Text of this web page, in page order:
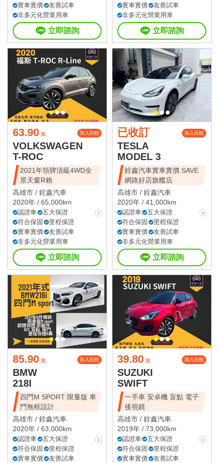
實車實價
友善試車
非多元化營業用車
立即諮詢
實車實價
友善試車
非多元化營業用車
立即諮詢
63.90 萬 加入比較
VOLKSWAGEN
T-ROC
2021年領牌頂級4WD全
景天窗R賴
高雄市 / 銓鑫汽車
2020年 / 65,000km
認證車
五大保證
符合保固
里程保證
實車實價
友善試車
非多元化營業用車
立即諮詢
已收訂 加入比較
TESLA
MODEL 3
銓鑫汽車實車實價 SAVE
網路好店旗艦店
高雄市 / 銓鑫汽車
2020年 / 41,000km
認證車
五大保證
符合保固
里程保證
實車實價
友善試車
非多元化營業用車
立即諮詢
85.90 萬 加入比較
BMW
218I
四門M SPORT 限量版 車
門無框設計
高雄市 / 銓鑫汽車
2020年 / 63,000km
認證車
五大保證
符合保固
里程保證
實車實價
友善試車
39.80 萬 加入比較
SUZUKI
SWIFT
一手車 安卓機 盲點 電子
後視鏡
高雄市 / 銓鑫汽車
2019年 / 73,000km
認證車
五大保證
符合保固
里程保證
實車實價
友善試車